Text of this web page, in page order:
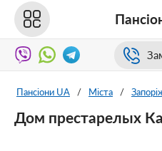
Пансіони UA / Міста /
Дом престарелых